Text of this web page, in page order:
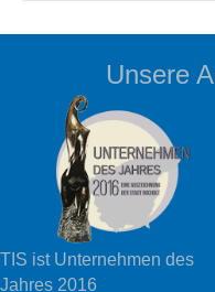
Unsere
TIS ist Unternehmen des
Jahres 2016